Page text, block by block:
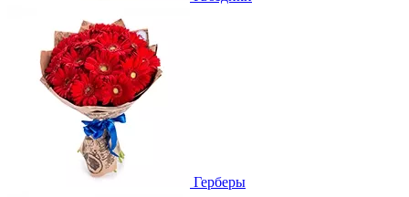
Герберы